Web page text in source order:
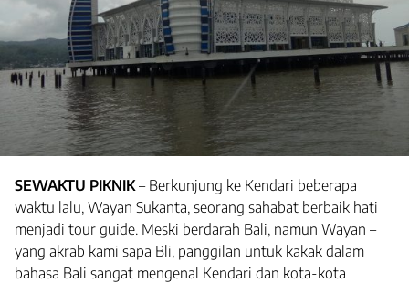
SEWAKTU PIKNIK – Berkunjung ke Kendari beberapa
waktu lalu, Wayan Sukanta, seorang sahabat berbaik hati
menjadi tour guide. Meski berdarah Bali, namun Wayan –
yang akrab kami sapa Bli, panggilan untuk kakak dalam
bahasa Bali sangat mengenal Kendari dan kota-kota